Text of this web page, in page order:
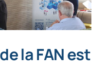
la FAN est